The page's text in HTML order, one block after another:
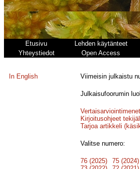
Etusivu Lehden käytänteet
Yhteystiedot
Open Access
In English Viimeisin julkaistu
Julkaisufoorumin
Kirjoitusohjeet
Tarjoa artikkeli
Valitse numero:
76 (2025) 75 (2024)